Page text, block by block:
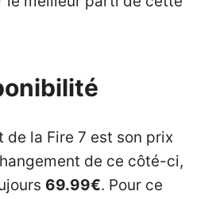
de la Fire 7 est son prix
de ce côté-ci,
69.99€. Pour ce